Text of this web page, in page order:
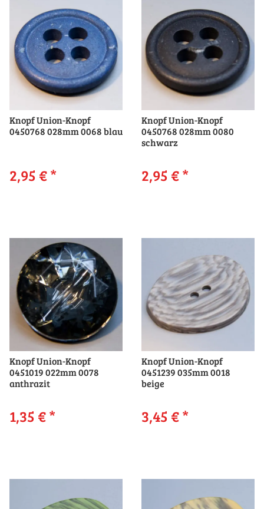
Knopf Union-Knopf
0450768 028mm 0068 blau
2,95 €*
Knopf Union-Knopf
0450768 028mm 0080
schwarz
2,95 €*
Knopf Union-Knopf
0451019 022mm 0078
anthrazit
1,35 €*
Knopf Union-Knopf
0451239 035mm 0018
beige
3,45 €*